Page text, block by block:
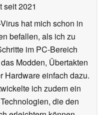
seit 2021
hat mich schon in
befallen, als ich zu
im PC-Bereich
Modden, Übertakten
Hardware einfach dazu.
ich zudem ein
die den